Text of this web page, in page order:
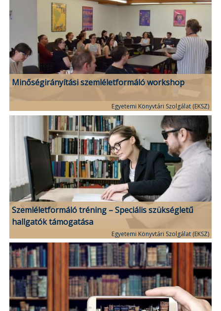
Minőségirányítási szemléletformáló workshop
Egyetemi Könyvtári Szolgálat (EKSZ)
Szemléletformáló tréning – Speciális szükségletű
hallgatók támogatása
Egyetemi Könyvtári Szolgálat (EKSZ)